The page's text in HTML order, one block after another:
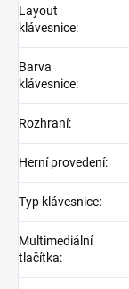
Layout
klávesnice:
Barva
klávesnice:
Rozhraní:
Herní provedení:
Typ klávesnice:
Multimediální
tlačítka: